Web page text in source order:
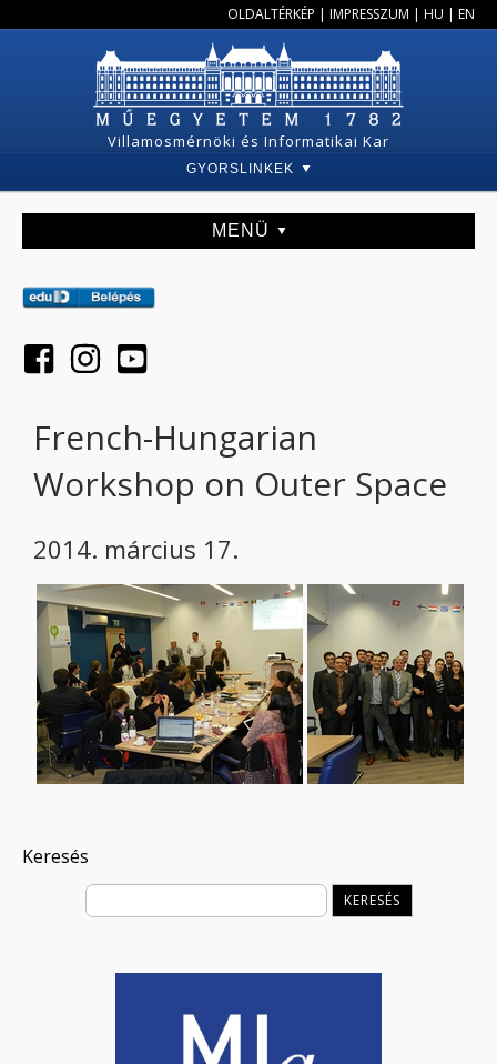
OLDALTÉRKÉP | IMPRESSZUM | HU | EN
Villamosmérnöki és Informatikai Kar
GYORSLINKEK
MENÜ
French-Hungarian
Workshop on Outer Space
2014. március 17.
Keresés